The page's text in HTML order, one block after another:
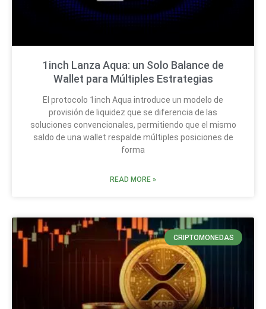
1inch Lanza Aqua: un Solo Balance de
Wallet para Múltiples Estrategias
El protocolo 1inch Aqua introduce un modelo de
provisión de liquidez que se diferencia de las
soluciones convencionales, permitiendo que el mismo
saldo de una wallet respalde múltiples posiciones de
forma
READ MORE »
CRIPTOMONEDAS